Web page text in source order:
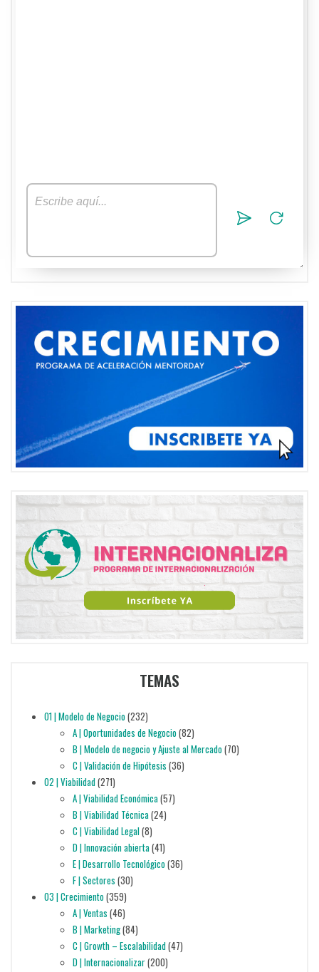
TEMAS
01 | Modelo de Negocio(232)
A | Oportunidades de Negocio(82)
B | Modelo de negocio y Ajuste al Mercado(70)
C | Validación de Hipótesis (36)
02 | Viabilidad(271)
A | Viabilidad Económica(57)
B | Viabilidad Técnica(24)
C | Viabilidad Legal(8)
D | Innovación abierta(41)
E | Desarrollo Tecnológico(36)
F | Sectores (30)
03 | Crecimiento(359)
A | Ventas (46)
B | Marketing(84)
C | Growth – Escalabilidad(47)
D | Internacionalizar(200)